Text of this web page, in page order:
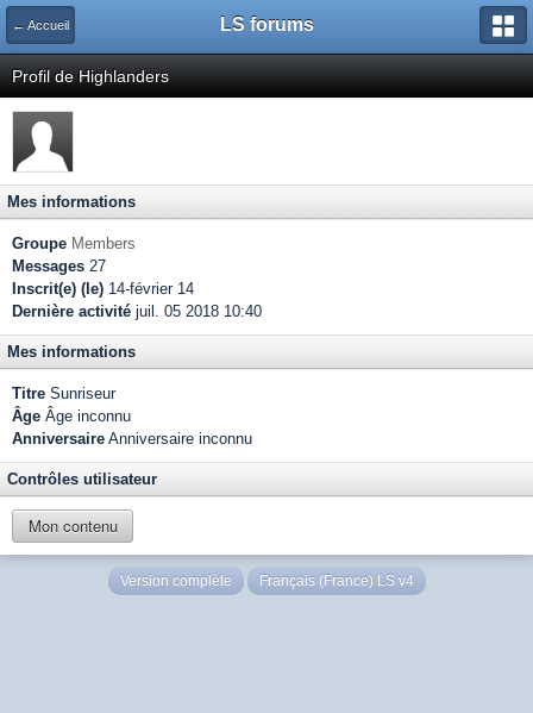
← Accueil LS forums
Profil de Highlanders
Mes informations
Groupe Members
Messages 27
Inscrit(e) (le) 14-février 14
Dernière activité juil. 05 2018 10:40
Mes informations
Titre Sunriseur
Âge Âge inconnu
Anniversaire Anniversaire inconnu
Contrôles utilisateur
Mon contenu
Version complète Français (France) LS v4